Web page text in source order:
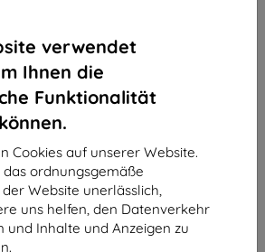
verwendet
Ihnen die
Funktionalität
Cookies auf unserer Website.
das ordnungsgemäße
Website unerlässlich,
uns helfen, den Datenverkehr
und Inhalte und Anzeigen zu